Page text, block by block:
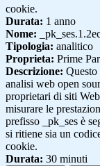
cookie.
Durata: 1 anno
Nome:
Tipologia: analitico
Proprieta: Prime
Descrizione: Questo
analisi web open
proprietari di siti
misurare le
prefisso _pk_ses è
si ritiene sia un
cookie.
Durata: 30 minuti